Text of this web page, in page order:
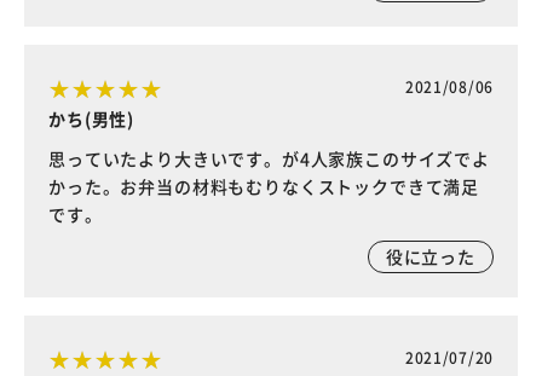
2021/08/06
かち(男性)
思っていたより大きいです。が4人家族このサイズでよ
かった。お弁当の材料もむりなくストックできて満足
です。
役に立った
2021/07/20